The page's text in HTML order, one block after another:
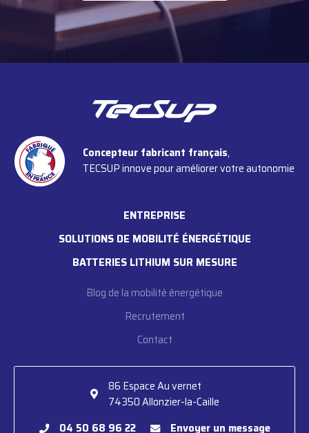
Concepteur fabricant français,
TECSUP innove pour améliorer votre autonomie
ENTREPRISE
SOLUTIONS DE MOBILITÉ ÉNERGÉTIQUE
BATTERIES LITHIUM SUR MESURE
Blog de la mobilité énergétique
Recrutement
Contact
86 Espace Au vernet
74350 Allonzier-la-Caille
04 50 68 96 22
Envoyer un message